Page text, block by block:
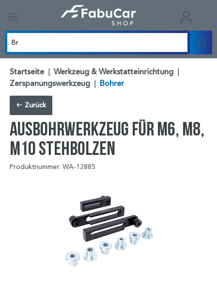
Startseite | Werkzeug & Werkstatteinrichtung |
Zerspanungswerkzeug | Bohrer
Zurück
Ausbohrwerkzeug für M6, M8,
M10 Stehbolzen
Produktnummer: WA-12885